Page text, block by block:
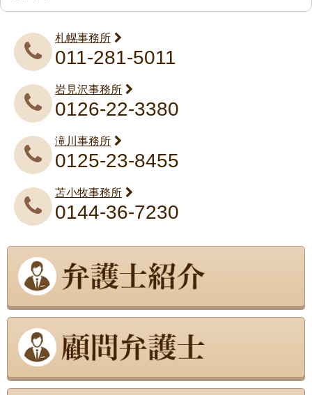
札幌事務所
011-281-5011
岩見沢事務所
0126-22-3380
滝川事務所
0125-23-8455
苫小牧事務所
0144-36-7230